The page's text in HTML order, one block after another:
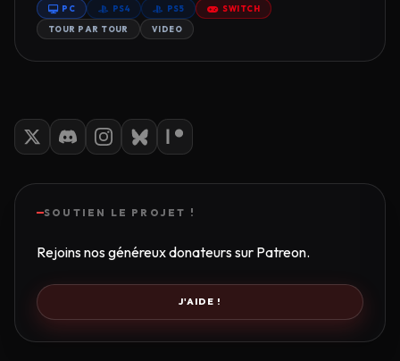
PC PS4 PS5 SWITCH
TOUR PAR TOUR VIDEO
SOUTIEN LE PROJET !
Rejoins nos généreux donateurs sur Patreon.
J'AIDE !